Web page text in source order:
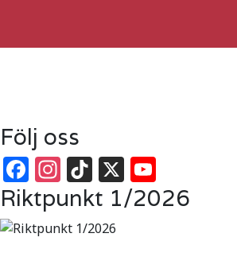
Följ oss
Facebook
Instagram
TikTok
X
Riktpunkt 1/2026